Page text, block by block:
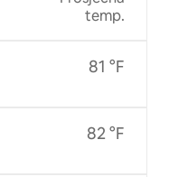
temp.
81 °F
82 °F